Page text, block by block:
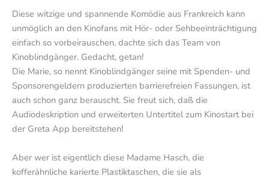
Diese witzige und spannende Komödie aus Frankreich kann
unmöglich an den Kinofans mit Hör- oder Sehbeeinträchtigung
einfach so vorbeirauschen, dachte sich das Team von
Kinoblindgänger. Gedacht, getan!
Die Marie, so nennt Kinoblindgänger seine mit Spenden- und
Sponsorengeldern produzierten barrierefreien Fassungen, ist
auch schon ganz berauscht. Sie freut sich, daß die
Audiodeskription und erweiterten Untertitel zum Kinostart bei
der Greta App bereitstehen!
Aber wer ist eigentlich diese Madame Hasch, die
kofferähnliche karierte Plastiktaschen, die sie als